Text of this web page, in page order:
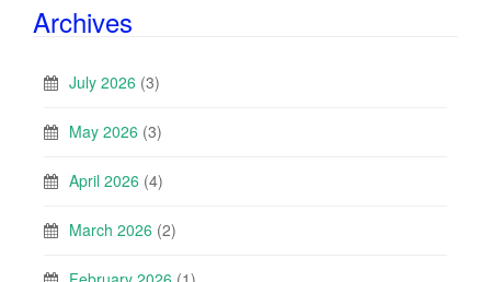
Archives
July 2026 (3)
May 2026 (3)
April 2026 (4)
March 2026 (2)